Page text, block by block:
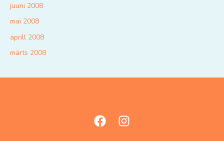
juuni 2008
mai 2008
aprill 2008
märts 2008